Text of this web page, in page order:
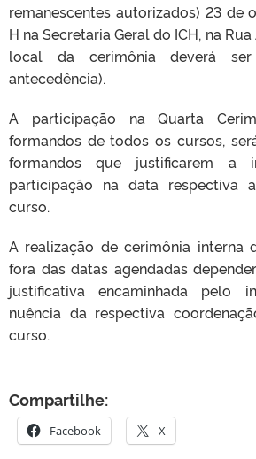
remanescentes autorizados) 23 de
H na Secretaria Geral do ICH, na
local da cerimônia deverá
antecedência).
A participação na Quarta
formandos de todos os cursos,
formandos que justificarem a
participação na data respectiva
curso.
A realização de cerimônia interna
fora das datas agendadas
justificativa encaminhada pelo
nuência da respectiva
curso.
Compartilhe:
Facebook X